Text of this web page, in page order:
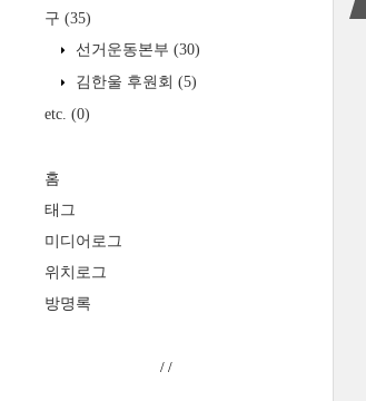
구 (35)
선거운동본부 (30)
김한울 후원회 (5)
etc. (0)
홈
태그
미디어로그
위치로그
방명록
/ /